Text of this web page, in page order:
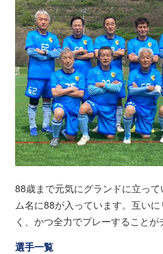
88歳まで元気にグランドに立っ
ム名に88が入っています。互い
く、かつ全力でプレーすることが
選手一覧